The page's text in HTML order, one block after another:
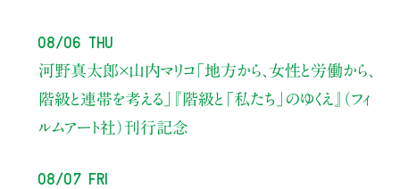
08/06 Thu
河野真太郎×山内マリコ「地方から、女性と労働から、
階級と連帯を考える」
『階級と「私たち」のゆくえ』（フィ
ルムアート社）刊行記念
08/07 Fri